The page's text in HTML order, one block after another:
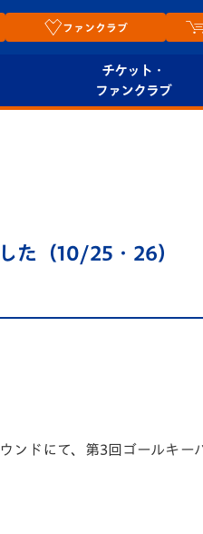
ファンクラブ
チケット・
ファンクラブ
V-LOVERS（ファン
た（10/25・26）
ンドにて、第3回ゴールキー